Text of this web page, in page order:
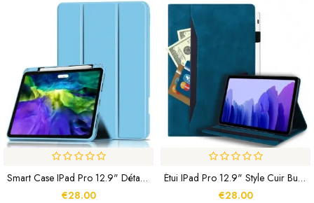
Smart Case IPad Pro 12.9" Détachable
€28.00
Étui IPad Pro 12.9" Style Cuir Business
€28.00